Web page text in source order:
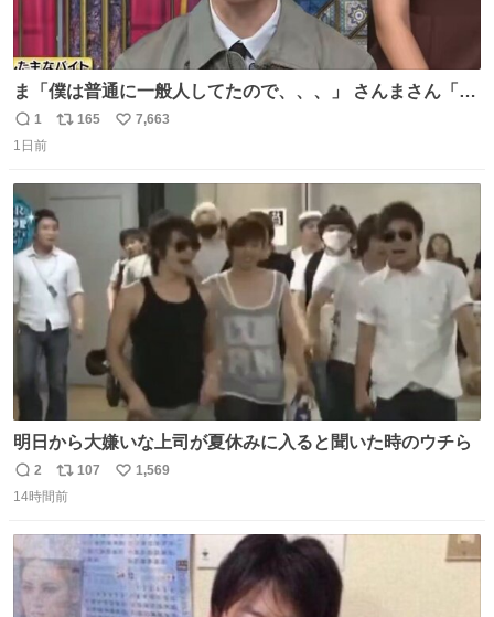
ま「僕は普通に一般人してたので、、、」 さんまさん「チ
ンパンジー⁉️」 しぬwwwwwwwwwwwwwwwwwwwww
返
信
1
リ
ト
数
165
い
7,663
1日前
明日から大嫌いな上司が夏休みに入ると聞いた時のウチら
返
信
2
リ
ポ
数
107
い
数
1,569
14時間前